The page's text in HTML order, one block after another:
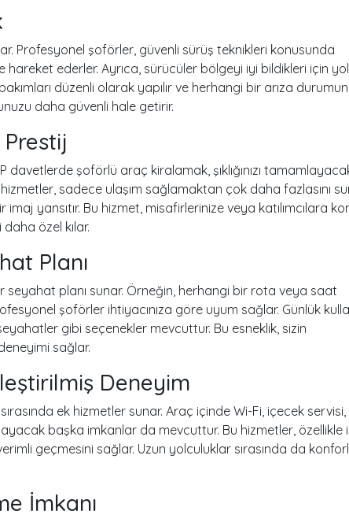
Profesyonel şoförler, güvenli sürüş teknikleri konusunda
ederler. Ayrıca, sürücüler bölgeyi iyi bildikleri için
düzenli olarak yapılır ve herhangi bir arıza
daha güvenli hale getirir.
Prestij
davetlerde şoförlü araç kiralamak, şıklığınızı
sadece ulaşım sağlamaktan çok daha fazlasını
yansıtır. Bu hizmet, misafirlerinize veya katılımcılara
özel kılar.
Planı
planı sunar. Örneğin, herhangi bir rota veya saat
şoförler ihtiyacınıza göre uyum sağlar. Günlük
gibi seçenekler mevcuttur. Bu esneklik, sizin
sağlar.
Deneyim
ek hizmetler sunar. Araç içinde Wi-Fi, içecek servisi,
başka imkanlar da mevcuttur. Bu hizmetler, özellikle
geçmesini sağlar. Uzun yolculuklar sırasında da
İmkanı